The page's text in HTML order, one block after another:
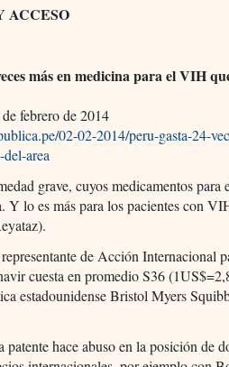
ACCESO
más en medicina para el VIH
febrero de 2014
02-02-2014/peru-gasta-24-
area
grave, cuyos medicamentos para
Y lo es más para los pacientes con
de Acción Internacional
cuesta en promedio S36
estadounidense Bristol Myers
patente hace abuso en la posición de